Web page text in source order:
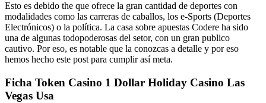
Esto es debido the que ofrece la gran cantidad de deportes con
modalidades como las carreras de caballos, los e-Sports (Deportes
Electrónicos) o la política. La casa sobre apuestas Codere ha sido
una de algunas todopoderosas del setor, con un gran publico
cautivo. Por eso, es notable que la conozcas a detalle y por eso
hemos hecho este post para cumplir así meta.
Ficha Token Casino 1 Dollar Holiday Casino Las
Vegas Usa